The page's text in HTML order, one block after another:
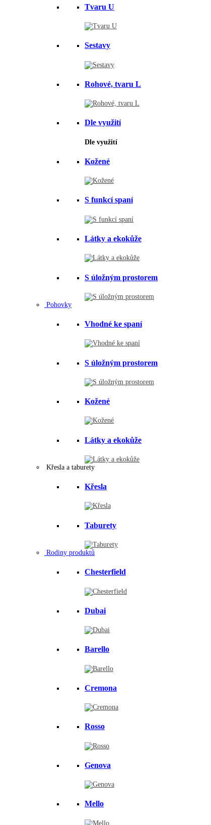
Tvaru U
Sestavy
Rohové, tvaru L
Dle využití
Dle využití
Kožené
S funkcí spaní
Látky a ekokůže
S úložným prostorem
Pohovky
Vhodné ke spaní
S úložným prostorem
Kožené
Látky a ekokůže
Křesla a taburety
Křesla
Taburety
Rodiny produktů
Chesterfield
Dubai
Barello
Cremona
Rosso
Genova
Mello